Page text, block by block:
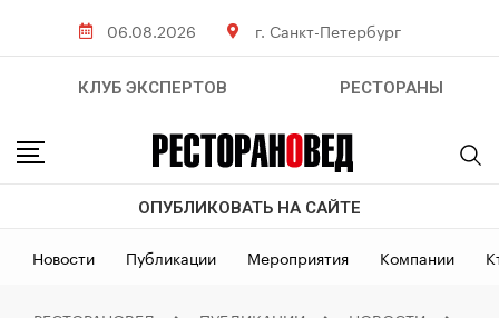
06.08.2026 г. Санкт-Петербург
КЛУБ ЭКСПЕРТОВ РЕСТОРАНЫ
ОПУБЛИКОВАТЬ НА САЙТЕ
Новости Публикации Мероприятия Компании